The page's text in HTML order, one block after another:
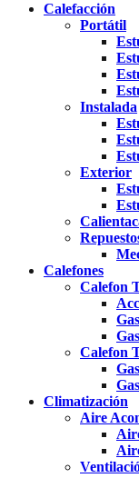
Calefacción
Portátil
Instalada
Exterior
Calefones
Calefon
Calefon
Climatización
Aire